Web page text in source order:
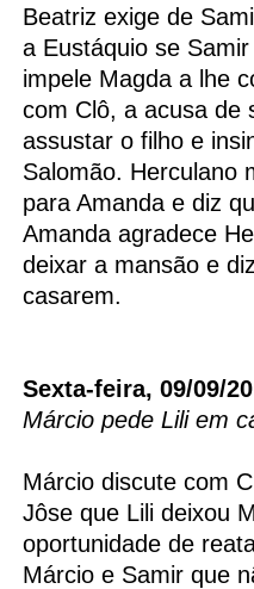
Beatriz exige de
a Eustáquio se
impele Magda a lhe
com Clô, a acusa de
assustar o filho e
Salomão. Herculano
para Amanda e diz
Amanda agradece
deixar a mansão e
casarem.
Sexta-feira, 09/09/
Márcio pede Lili em
Márcio discute com
Jôse que Lili deixou
oportunidade de
Márcio e Samir que